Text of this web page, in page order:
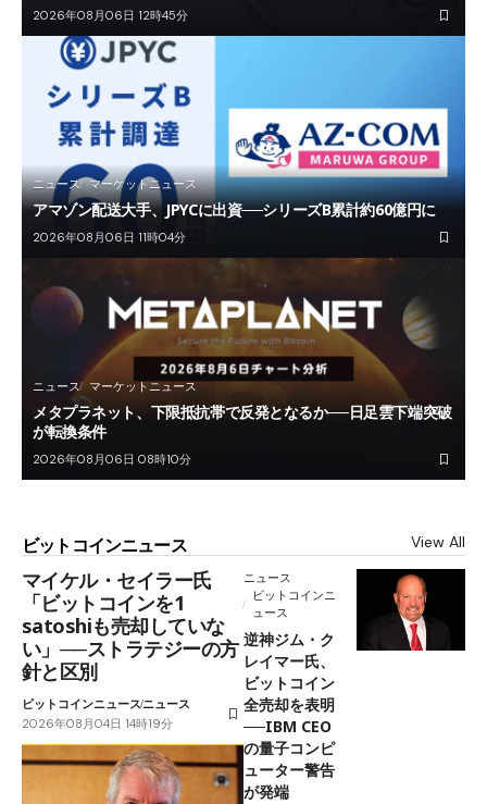
2026年08月06日 12時45分
ニュース マーケットニュース
アマゾン配送大手、JPYCに出資──シリーズB累計約60億円に
2026年08月06日 11時04分
ニュース マーケットニュース
メタプラネット、下限抵抗帯で反発となるか──日足雲下端突破
が転換条件
2026年08月06日 08時10分
ビットコインニュース View All
マイケル・セイラー氏
「ビットコインを1
satoshiも売却していな
い」──ストラテジーの方
針と区別
ビットコインニュースニュース
2026年08月04日 14時19分
ニュース
ビットコインニ
ュース
逆神ジム・ク
レイマー氏、
ビットコイン
全売却を表明
──IBM CEO
の量子コンピ
ューター警告
が発端